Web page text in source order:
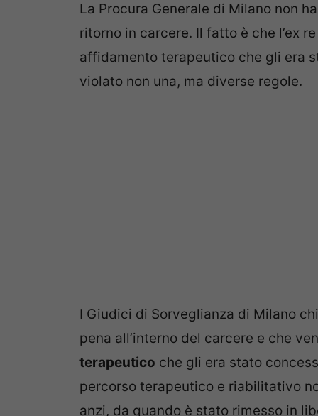
La Procura Generale di Milano non
ritorno in carcere. Il fatto è che l’ex
affidamento terapeutico che gli era
violato non una, ma diverse regole.
I Giudici di Sorveglianza di Milano
pena all’interno del carcere e che
terapeutico che gli era stato
percorso terapeutico e riabilitativo
anzi, da quando è stato rimesso in